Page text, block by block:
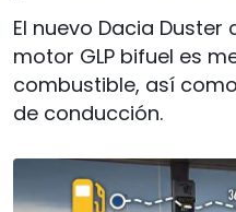
El nuevo Dacia
motor GLP bifuel es
combustible, así
de conducción.